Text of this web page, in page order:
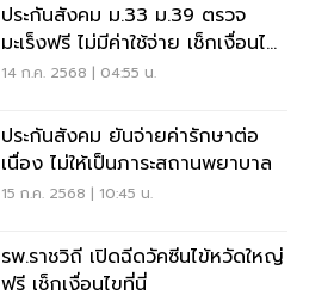
ประกันสังคม ม.33 ม.39 ตรวจ
มะเร็งฟรี ไม่มีค่าใช้จ่าย เช็กเงื่อนไข
ที่นี่
14 ก.ค. 2568 | 04:55 น.
ประกันสังคม ยันจ่ายค่ารักษาต่อ
เนื่อง ไม่ให้เป็นภาระสถานพยาบาล
15 ก.ค. 2568 | 10:45 น.
รพ.ราชวิถี เปิดฉีดวัคซีนไข้หวัดใหญ่
ฟรี เช็กเงื่อนไขที่นี่